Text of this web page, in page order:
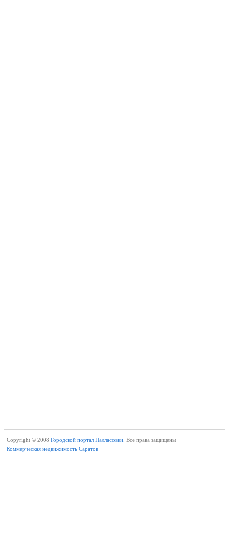
Copyright © 2008 Городской портал Палласовки. Все права защищены
Коммерческая недвижимость Саратов